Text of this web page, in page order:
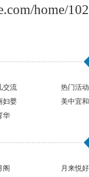
home/
交流
热门活动
妇婴
美中宜和
华
阁
月来悦好